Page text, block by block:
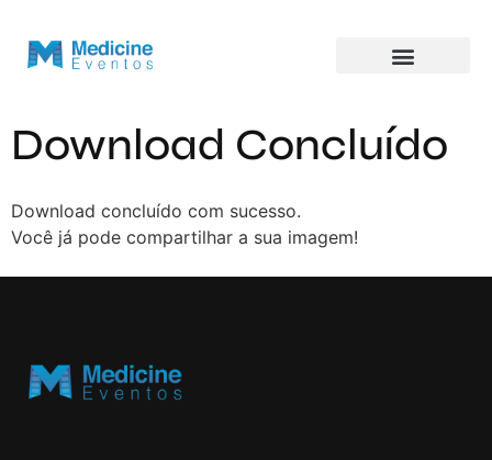
Download Concluído
Download concluído com sucesso.
Você já pode compartilhar a sua imagem!